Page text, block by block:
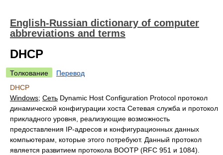
English-Russian dictionary of computer
abbreviations and terms
DHCP
Толкование
Перевод
DHCP
Windows; Сеть Dynamic Host Configuration Protocol протокол
динамической конфигурации хоста Сетевая служба и протокол
прикладного уровня, реализующие возможность
предоставления IP-адресов и конфигурационных данных
компьютерам, которые этого потребуют. Данный протокол
является развитием протокола ВООТР (RFC 951 и 1084).